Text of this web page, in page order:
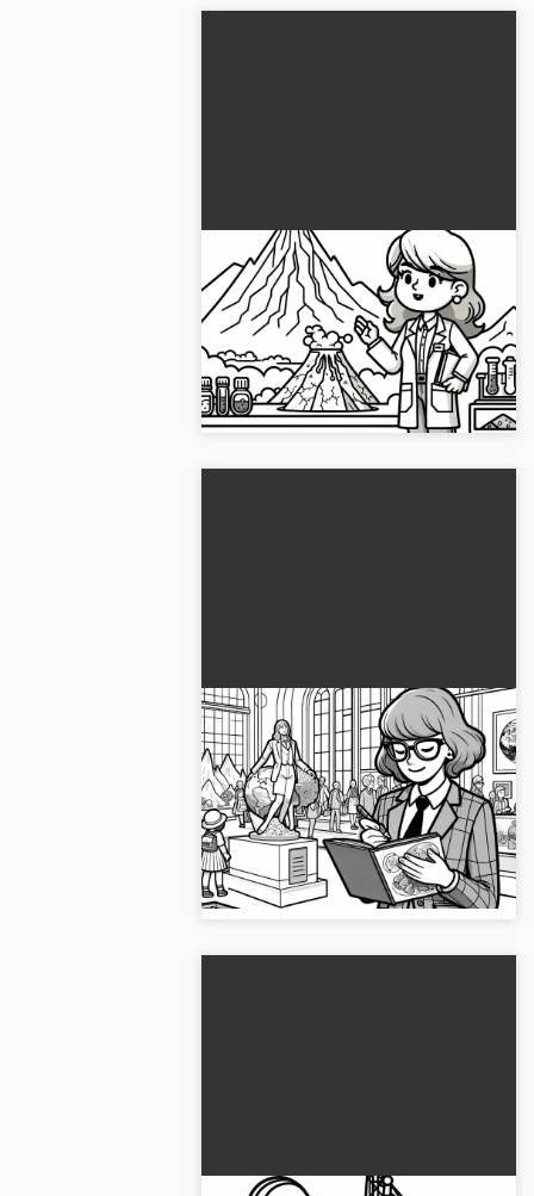
Geologen forklarer
dannelsen av en vulkan –
gratis fargelegger
Lær om hvordan en vulkan dannes!
Last ned den gratis maleboka og mal
den online med en gang...
Geologen studerer jordens
historie i en utstilling –
Fargeleggingsbilde gratis
Lag et fargeleggingsbilde av en
geolog som studerer jordens
historie. Last det ned gratis nå og
fargelegg online!...